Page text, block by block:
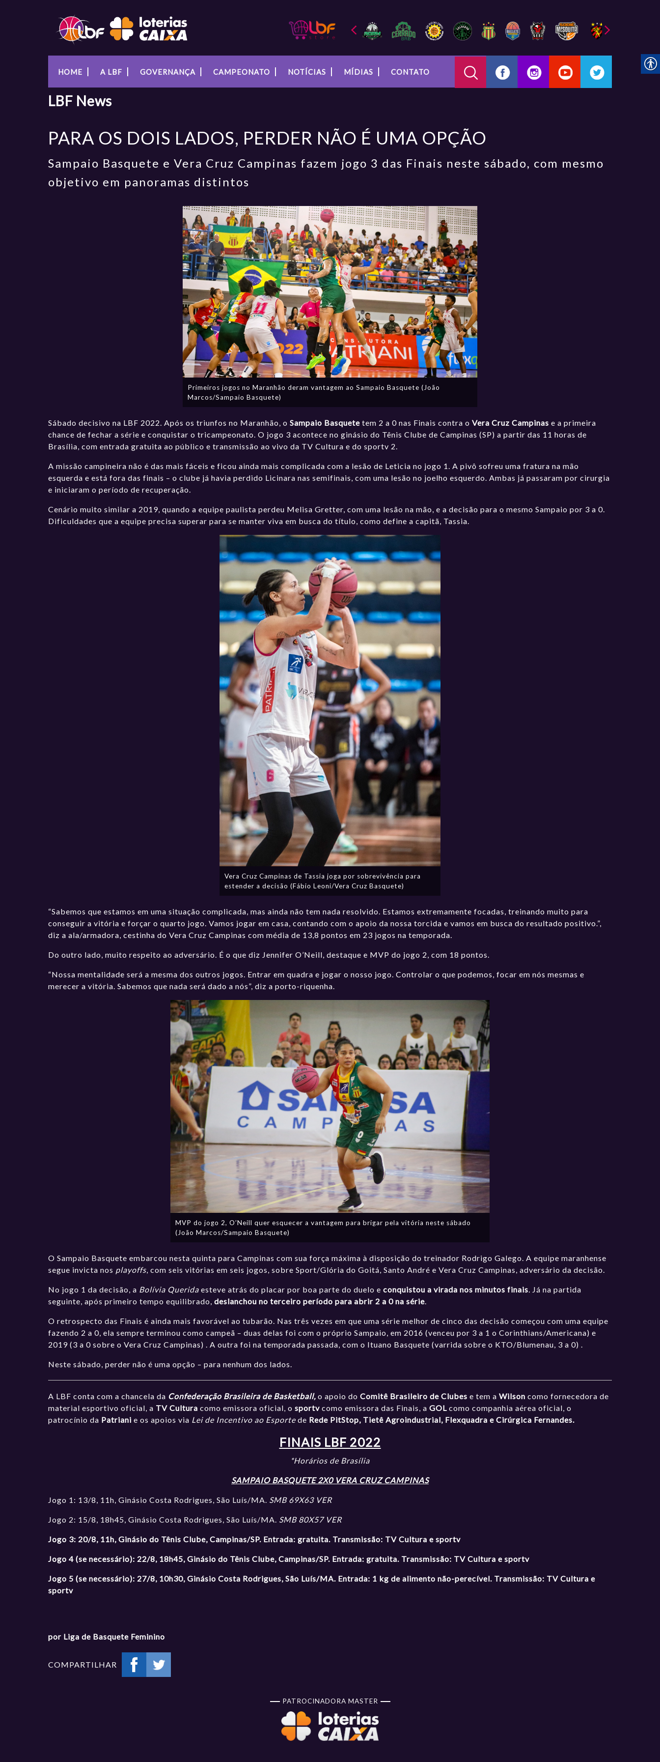
HOME A LBF GOVERNANÇA CAMPEONATO NOTÍCIAS MÍDIAS CONTATO
LBF News
PARA OS DOIS LADOS, PERDER NÃO É UMA OPÇÃO
Sampaio Basquete e Vera Cruz Campinas fazem jogo 3 das Finais neste sábado, com mesmo
objetivo em panoramas distintos
Primeiros jogos no Maranhão deram vantagem ao Sampaio Basquete (João
Marcos/Sampaio Basquete)
Sábado decisivo na LBF 2022. Após os triunfos no Maranhão, oSampaio Basquete tem 2 a 0 nas Finais contra oVera Cruz Campinas e a primeira
chance de fechar a série e conquistar o tricampeonato. O jogo 3 acontece no ginásio do Tênis Clube de Campinas (SP) a partir das 11 horas de
Brasília, com entrada gratuita ao público e transmissão ao vivo da TV Cultura e do sportv 2.
A missão campineira não é das mais fáceis e ficou ainda mais complicada com a lesão de Leticia no jogo 1. A pivô sofreu uma fratura na mão
esquerda e está fora das finais – o clube já havia perdido Licinara nas semifinais, com uma lesão no joelho esquerdo. Ambas já passaram por cirurgia
e iniciaram o período de recuperação.
Cenário muito similar a 2019, quando a equipe paulista perdeu Melisa Gretter, com uma lesão na mão, e a decisão para o mesmo Sampaio por 3 a 0.
Dificuldades que a equipe precisa superar para se manter viva em busca do título, como define a capitã, Tassia.
Vera Cruz Campinas de Tassia joga por sobrevivência para
estender a decisão (Fábio Leoni/Vera Cruz Basquete)
“Sabemos que estamos em uma situação complicada, mas ainda não tem nada resolvido. Estamos extremamente focadas, treinando muito para
conseguir a vitória e forçar o quarto jogo. Vamos jogar em casa, contando com o apoio da nossa torcida e vamos em busca do resultado positivo.”,
diz a ala/armadora, cestinha do Vera Cruz Campinas com média de 13,8 pontos em 23 jogos na temporada.
Do outro lado, muito respeito ao adversário. É o que diz Jennifer O’Neill, destaque e MVP do jogo 2, com 18 pontos.
“Nossa mentalidade será a mesma dos outros jogos. Entrar em quadra e jogar o nosso jogo. Controlar o que podemos, focar em nós mesmas e
merecer a vitória. Sabemos que nada será dado a nós”, diz a porto-riquenha.
MVP do jogo 2, O’Neill quer esquecer a vantagem para brigar pela vitória neste sábado
(João Marcos/Sampaio Basquete)
O Sampaio Basquete embarcou nesta quinta para Campinas com sua força máxima à disposição do treinador Rodrigo Galego. A equipe maranhense
segue invicta nos playoffs, com seis vitórias em seis jogos, sobre Sport/Glória do Goitá, Santo André e Vera Cruz Campinas, adversário da decisão.
No jogo 1 da decisão, a Bolívia Queridaesteve atrás do placar por boa parte do duelo econquistou a virada nos minutos finais. Já na partida
seguinte, após primeiro tempo equilibrado,deslanchou no terceiro período para abrir 2 a 0 na série.
O retrospecto das Finais é ainda mais favorável ao tubarão. Nas três vezes em que uma série melhor de cinco das decisão começou com uma equipe
fazendo 2 a 0, ela sempre terminou como campeã – duas delas foi com o próprio Sampaio, em 2016 (venceu por 3 a 1 o Corinthians/Americana) e
2019 (3 a 0 sobre o Vera Cruz Campinas) . A outra foi na temporada passada, com o Ituano Basquete (varrida sobre o KTO/Blumenau, 3 a 0) .
Neste sábado, perder não é uma opção – para nenhum dos lados.
A LBF conta com a chancela da Confederação Brasileira de Basketball, o apoio doComitê Brasileiro de Clubese tem aWilson como fornecedora de
material esportivo oficial, a TV Cultura como emissora oficial, osportv como emissora das Finais, aGOL como companhia aérea oficial, o
patrocínio da Patrianie os apoios via Lei de Incentivo ao Esporte de Rede PitStop, Tietê Agroindustrial, Flexquadra e Cirúrgica Fernandes.
FINAIS LBF 2022
*Horários de Brasília
SAMPAIO BASQUETE 2X0 VERA CRUZ CAMPINAS
Jogo 1: 13/8, 11h, Ginásio Costa Rodrigues, São Luís/MA. SMB 69X63 VER
Jogo 2: 15/8, 18h45, Ginásio Costa Rodrigues, São Luís/MA. SMB 80X57 VER
Jogo 3: 20/8, 11h, Ginásio do Tênis Clube, Campinas/SP. Entrada: gratuita. Transmissão: TV Cultura e sportv
Jogo 4 (se necessário): 22/8, 18h45, Ginásio do Tênis Clube, Campinas/SP. Entrada: gratuita. Transmissão: TV Cultura e sportv
Jogo 5 (se necessário): 27/8, 10h30, Ginásio Costa Rodrigues, São Luís/MA. Entrada: 1 kg de alimento não-perecível. Transmissão: TV Cultura e
sportv
por Liga de Basquete Feminino
COMPARTILHAR
PATROCINADORA MASTER